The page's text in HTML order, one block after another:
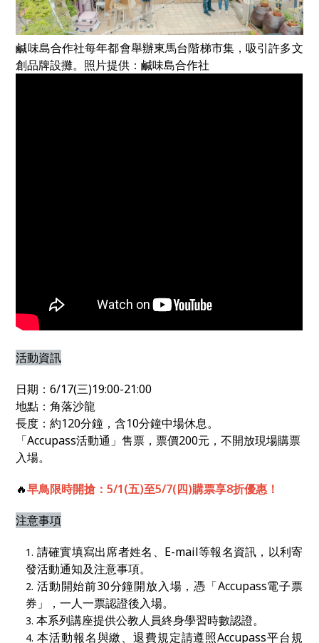
鹹味島合作社每年都會舉辦東馬台階梯市集，吸引許多文
創品牌設攤。照片提供：鹹味島合作社
活動資訊
日期：6/17(三)19:00-21:00
地點：角落沙龍
長度：約120分鐘，含10分鐘中場休息。
「Accupass活動通」售票，票價200元，不開放現場購票
入場。
🔥早鳥限時開搶：5/1(五)至5/7(四)購票享8折優惠！
注意事項
請確實填寫出席者姓名、 E-mail等報名資訊，以利寄
發活動通知及注意事項。
活動開始前30分鐘開放入場，憑「Accupass電子票
券」，一人一票認證後入場。
本系列講座提供公教人員終身學習時數認證。
本活動報名與繳、退費規定請遵照Accupass平台規